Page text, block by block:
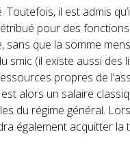
Toutefois, il est admis
pour des
sans que la somme
smic (il existe aussi des
propres de
alors un salaire
du régime général.
également acquitter la